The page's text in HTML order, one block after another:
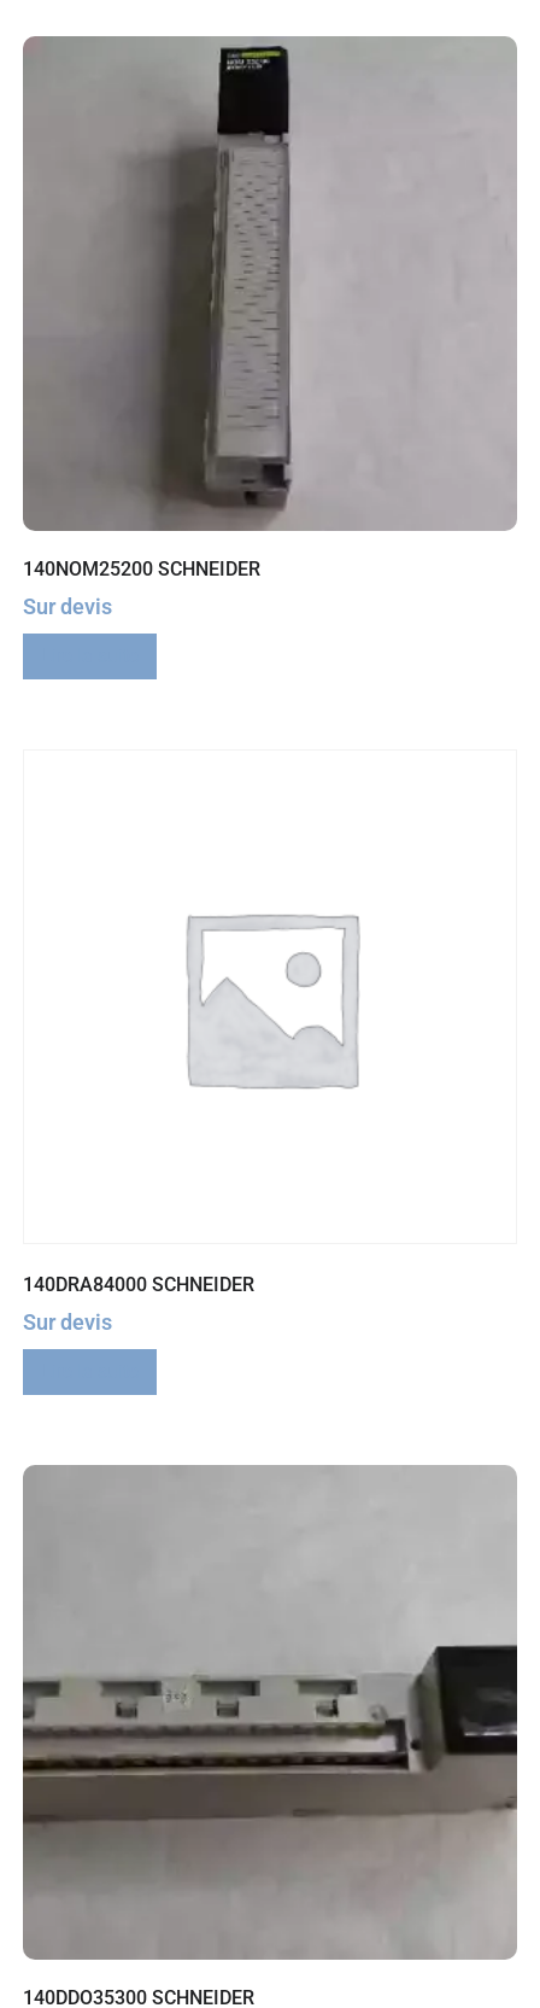
140NOM25200 SCHNEIDER
Sur devis
140DRA84000 SCHNEIDER
Sur devis
140DDO35300 SCHNEIDER